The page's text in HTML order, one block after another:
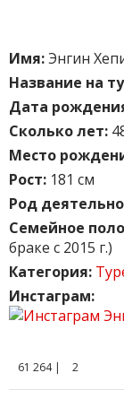
Имя:Энгин
Название на
Дата
Сколько лет:
Место
Рост: 181 см
Род
Семейное
браке с 2015 г.)
Категория:
Инстаграм:
61 264 | 2